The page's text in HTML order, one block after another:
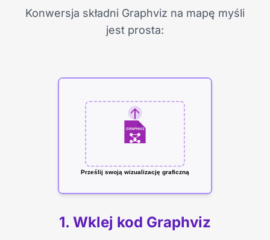
Konwersja składni Graphviz na mapę myśli
jest prosta:
GRAPHVIZ
Prześlij swoją wizualizację graficzną
1. Wklej kod Graphviz